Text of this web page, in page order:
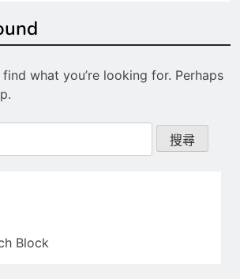
find what you’re looking for. Perhaps
Block